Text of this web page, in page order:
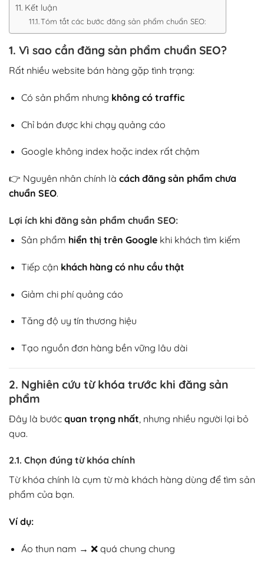
Kết luận
Tóm tắt các bước đăng sản phẩm chuẩn SEO:
1. Vì sao cần đăng sản phẩm chuẩn SEO?
Rất nhiều website bán hàng gặp tình trạng:
Có sản phẩm nhưng không có traffic
Chỉ bán được khi chạy quảng cáo
Google không index hoặc index rất chậm
👉 Nguyên nhân chính là cách đăng sản phẩm chưa
chuẩn SEO.
Lợi ích khi đăng sản phẩm chuẩn SEO:
Sản phẩm hiển thị trên Googlekhi khách tìm kiếm
Tiếp cận khách hàng có nhu cầu thật
Giảm chi phí quảng cáo
Tăng độ uy tín thương hiệu
Tạo nguồn đơn hàng bền vững lâu dài
2. Nghiên cứu từ khóa trước khi đăng sản
phẩm
Đây là bước quan trọng nhất , nhưng nhiều người lại bỏ
qua.
2.1. Chọn đúng từ khóa chính
Từ khóa chính là cụm từ mà khách hàng dùng để tìm sản
phẩm của bạn.
Ví dụ:
Áo thun nam → ❌ quá chung chung